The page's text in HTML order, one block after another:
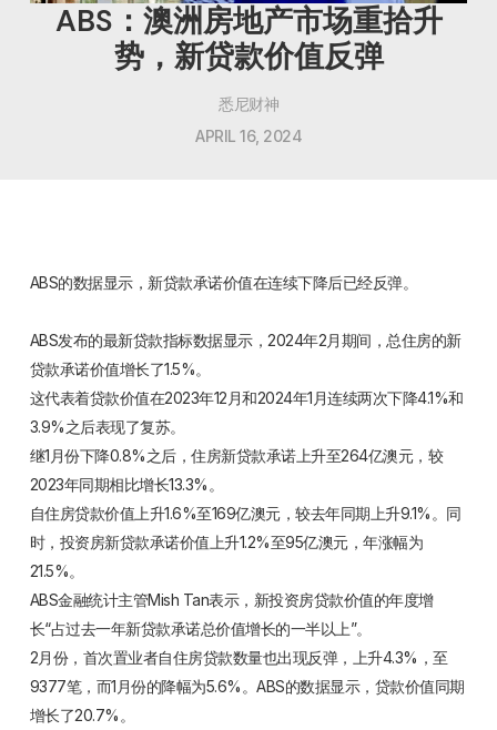
ABS：澳洲房地产市场重拾升
势，新贷款价值反弹
悉尼财神
APRIL 16, 2024
ABS的数据显示，新贷款承诺价值在连续下降后已经反弹。
ABS发布的最新贷款指标数据显示，2024年2月期间，总住房的新
贷款承诺价值增长了1.5%。
这代表着贷款价值在2023年12月和2024年1月连续两次下降4.1%和
3.9%之后表现了复苏。
继1月份下降0.8%之后，住房新贷款承诺上升至264亿澳元，较
2023年同期相比增长13.3%。
自住房贷款价值上升1.6%至169亿澳元，较去年同期上升9.1%。同
时，投资房新贷款承诺价值上升1.2%至95亿澳元，年涨幅为
21.5%。
ABS金融统计主管Mish Tan表示，新投资房贷款价值的年度增
长“占过去一年新贷款承诺总价值增长的一半以上”。
2月份，首次置业者自住房贷款数量也出现反弹，上升4.3%，至
9377笔，而1月份的降幅为5.6%。ABS的数据显示，贷款价值同期
增长了20.7%。